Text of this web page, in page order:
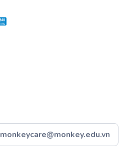
monkeycare@monkey.edu.vn